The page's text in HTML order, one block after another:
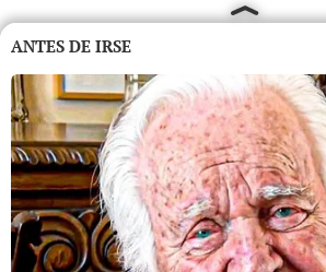
ANTES DE IRSE